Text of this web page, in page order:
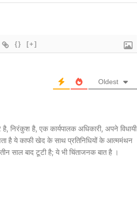
{} [+]
Oldest
है, निरंकुश है, एक कार्यपालक अधिकारी, अपने विधायी
है ये काफी खेद के साथ प्रतिनिधियों के आत्ममंथन
तीन साल बाद टूटी है; ये भी चिंताजनक बात है ।